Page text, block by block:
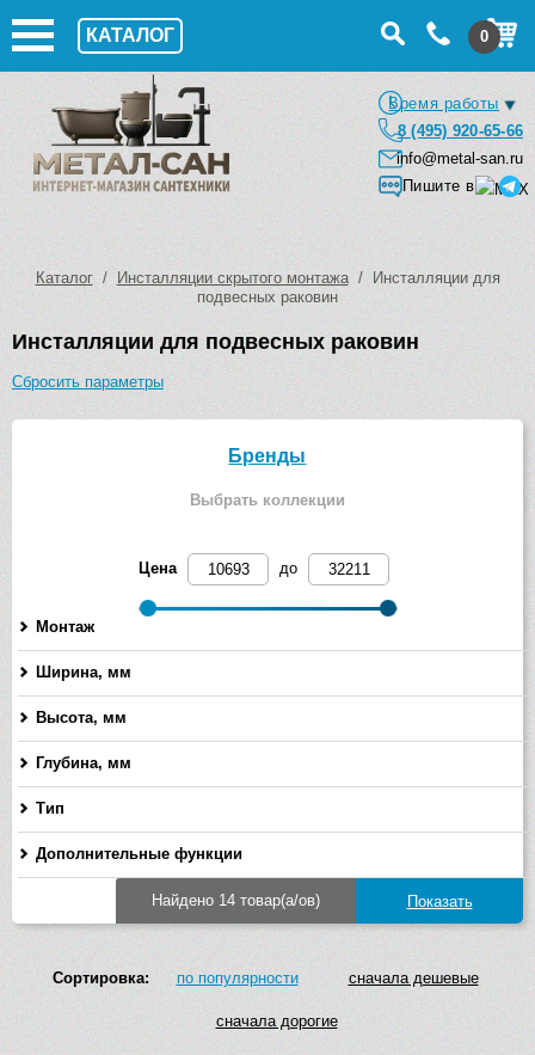
КАТАЛОГ 0
Время работы
8 (495) 920-65-66
info@metal-san.ru
Пишите в
Каталог/ Инсталляции скрытого монтажа/ Инсталляции для
подвесных раковин
Инсталляции для подвесных раковин
Сбросить параметры
Бренды
Выбрать коллекции
Цена до
Монтаж
Ширина, мм
Высота, мм
Глубина, мм
Тип
Дополнительные функции
Найдено 14 товар(а/ов)
Сортировка: по популярности сначала дешевые
сначала дорогие